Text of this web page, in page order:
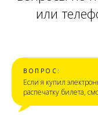
или
ВОПРОС:
Если я купил
распечатку билета,